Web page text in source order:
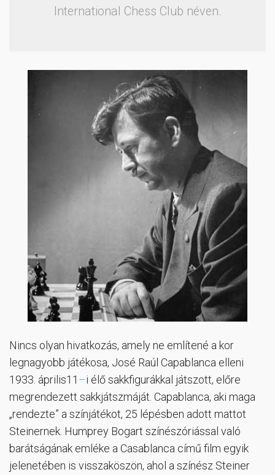
International Chess Club néven.
Nincs olyan hivatkozás, amely ne említené a kor
legnagyobb játékosa, José Raúl Capablanca elleni
1933. április11 –i élő sakkfigurákkal játszott, előre
megrendezett sakkjátszmáját. Capablanca, aki maga
„rendezte” a színjátékot, 25 lépésben adott mattot
Steinernek. Humprey Bogart színészóriással való
barátságának emléke a Casablanca című film egyik
jelenetében is visszaköszön, ahol a színész Steiner